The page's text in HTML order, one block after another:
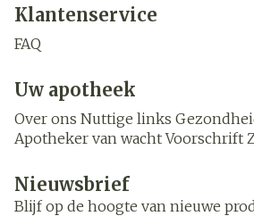
Klantenservice
FAQ
Uw apotheek
Over ons Nuttige links
Apotheker van wacht Voorschrift
Nieuwsbrief
Blijf op de hoogte van nieuwe